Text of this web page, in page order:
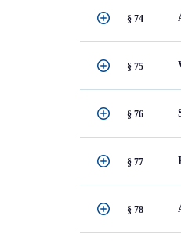
§ 74
§ 75
§ 76
§ 77
§ 78